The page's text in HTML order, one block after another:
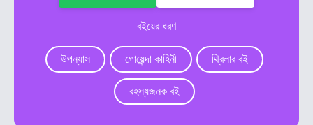
বইয়ের ধরণ
উপন্যাস গোয়েন্দা কাহিনী
থ্রিলার বই
রহস্যজনক বই